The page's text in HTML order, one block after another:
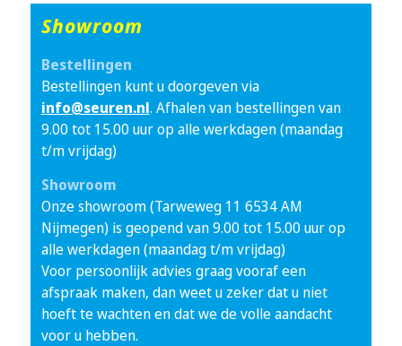
Showroom
Bestellingen
Bestellingen kunt u doorgeven via
info@seuren.nl. Afhalen van bestellingen van
9.00 tot 15.00 uur op alle werkdagen (maandag
t/m vrijdag)
Showroom
Onze showroom (Tarweweg 11 6534 AM
Nijmegen) is geopend van 9.00 tot 15.00 uur op
alle werkdagen (maandag t/m vrijdag)
Voor persoonlijk advies graag vooraf een
afspraak maken, dan weet u zeker dat u niet
hoeft te wachten en dat we de volle aandacht
voor u hebben.